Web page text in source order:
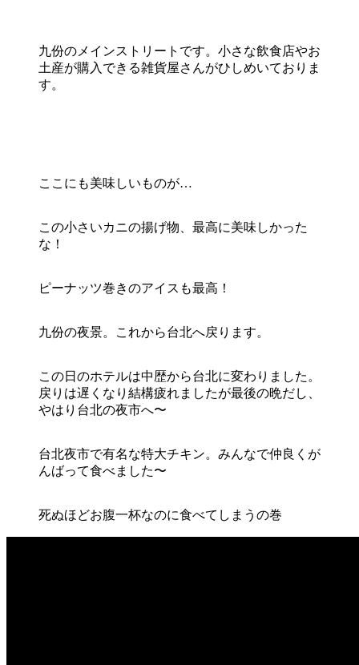
九份のメインストリートです。小さな飲食店やお
土産が購入できる雑貨屋さんがひしめいておりま
す。
ここにも美味しいものが…
この小さいカニの揚げ物、最高に美味しかった
な！
ピーナッツ巻きのアイスも最高！
九份の夜景。これから台北へ戻ります。
この日のホテルは中歴から台北に変わりました。
戻りは遅くなり結構疲れましたが最後の晩だし、
やはり台北の夜市へ〜
台北夜市で有名な特大チキン。みんなで仲良くが
んばって食べました〜
死ぬほどお腹一杯なのに食べてしまうの巻